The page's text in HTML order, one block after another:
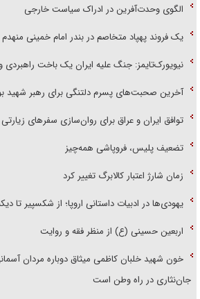
الگوی وحدت‌آفرین در ادراک سیاست خارجی
یک فروند پهپاد متخاصم در بندر امام خمینی
نیویورک‌تایمز: جنگ علیه ایران یک باخت
آخرین صحبت‌های پسرم دلتنگی برای رهبر شهید
توافق ایران و عراق برای روان‌سازی سفر‌های زیارتی
تضعیف پلیس، فروپاشی همه‌چیز
زمان شارژ اعتبار کالابرگ تغییر کرد
یهودی‌ها در ادبیات داستانی اروپا؛ از شکسپیر تا
اربعین حسینی (ع) از منظر فقه و روایت
خون شهید خلبان کاظمی میثاق دوباره مردان
جان‌نثاری در راه وطن است